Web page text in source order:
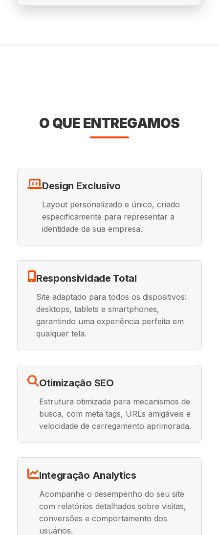
O QUE ENTREGAMOS
Design Exclusivo
Layout personalizado e único, criado
especificamente para representar a
identidade da sua empresa.
Responsividade Total
Site adaptado para todos os dispositivos:
desktops, tablets e smartphones,
garantindo uma experiência perfeita em
qualquer tela.
Otimização SEO
Estrutura otimizada para mecanismos de
busca, com meta tags, URLs amigáveis e
velocidade de carregamento aprimorada.
Integração Analytics
Acompanhe o desempenho do seu site
com relatórios detalhados sobre visitas,
conversões e comportamento dos
usuários.